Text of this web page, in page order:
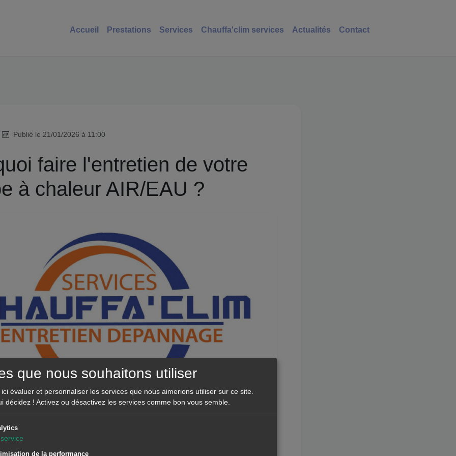
Accueil Prestations Services Chauffa'clim services Actualités Contact
Publié le 21/01/2026 à 11:00
faire l'entretien de votre
à chaleur AIR/EAU ?
est un système performant et écologique, mais comme tout
elle a besoin d’un entretien régulier pour rester efficace.
que nous souhaitons utiliser
évaluer et personnaliser les services que nous aimerions utiliser sur ce site.
décidez ! Activez ou désactivez les services comme bon vous semble.
service
de la performance